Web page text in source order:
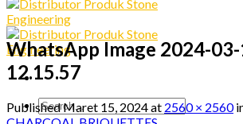
WhatsApp Image 2024-
12.15.57
PublishedMaret 15, 2024at 2560 × 2560